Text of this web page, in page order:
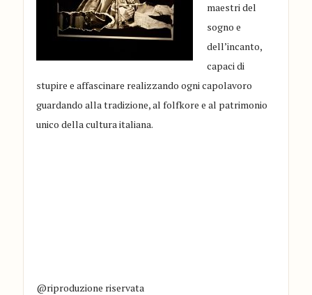
maestri del
sogno e
dell’incanto,
capaci di
stupire e affascinare realizzando ogni capolavoro
guardando alla tradizione, al folfkore e al patrimonio
unico della cultura italiana.
@riproduzione riservata